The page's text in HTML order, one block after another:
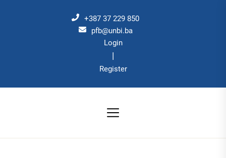
+387 37 229 850
pfb@unbi.ba
Login
|
Register